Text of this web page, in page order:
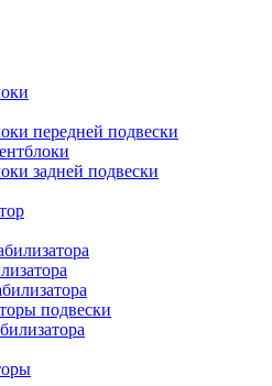
передней подвески
задней подвески
подвески